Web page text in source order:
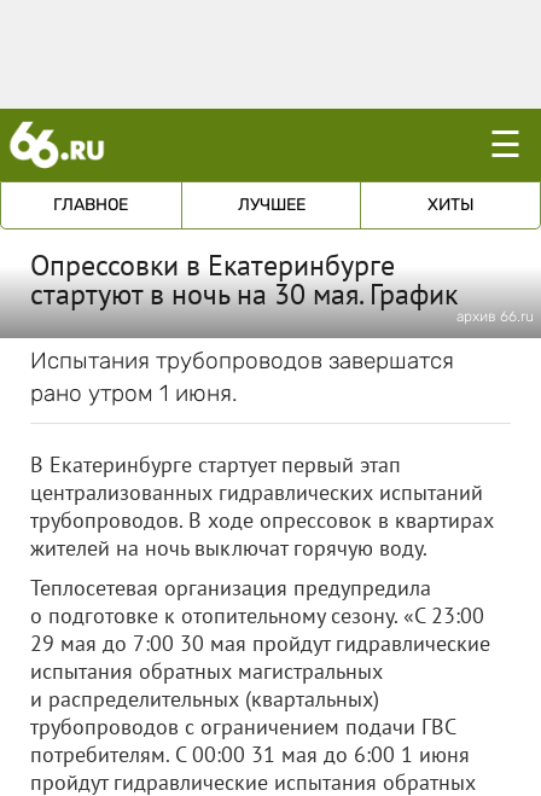
☰
ГЛАВНОЕ ЛУЧШЕЕ ХИТЫ
Опрессовки в Екатеринбурге
стартуют в ночь на 30 мая. График
архив 66.ru
Испытания трубопроводов завершатся
рано утром 1 июня.
В Екатеринбурге стартует первый этап
централизованных гидравлических испытаний
трубопроводов. В ходе опрессовок в квартирах
жителей на ночь выключат горячую воду.
Теплосетевая организация предупредила
о подготовке к отопительному сезону. «С 23:00
29 мая до 7:00 30 мая пройдут гидравлические
испытания обратных магистральных
и распределительных (квартальных)
трубопроводов с ограничением подачи ГВС
потребителям. С 00:00 31 мая до 6:00 1 июня
пройдут гидравлические испытания обратных